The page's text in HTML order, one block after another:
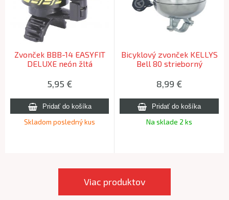
Zvonček BBB-14 EASYFIT
DELUXE neón žltá
5,95 €
Skladom posledný kus
Bicyklový zvonček KELLYS
Bell 80 strieborný
8,99 €
Na sklade 2 ks
Viac produktov